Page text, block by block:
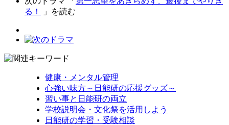
る！
」を読む
健康・メンタル管理
心強い味方～日能研の応援グッズ～
習い事と日能研の両立
学校説明会・文化祭を活用しよう
日能研の学習・受験相談